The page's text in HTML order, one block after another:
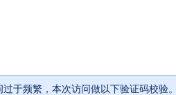
过于频繁，本次访问做以下验证码校验。